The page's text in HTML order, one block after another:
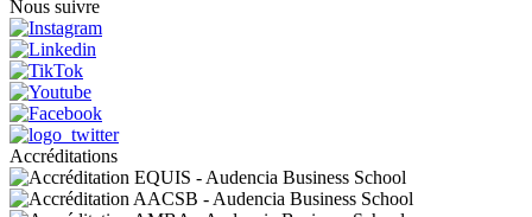
Nous suivre
Accréditations